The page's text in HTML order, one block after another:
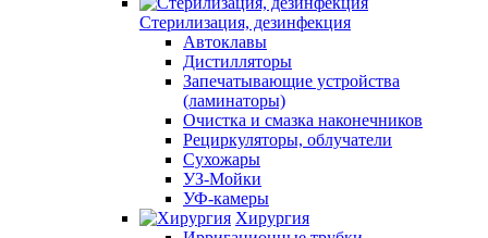
Стерилизация, дезинфекция
Автоклавы
Дистилляторы
Запечатывающие устройства
(ламинаторы)
Очистка и смазка наконечников
Рециркуляторы, облучатели
Сухожары
УЗ-Мойки
УФ-камеры
Хирургия